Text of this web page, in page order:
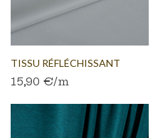
TISSU RÉFLÉCHISSANT
ARGENTÉ
15,90 €/m